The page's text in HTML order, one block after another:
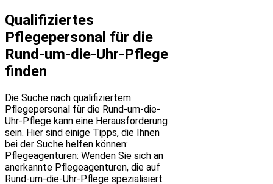
Qualifiziertes
Pflegepersonal für die
Rund-um-die-Uhr-Pflege
finden
Die Suche nach qualifiziertem
Pflegepersonal für die Rund-um-die-
Uhr-Pflege kann eine Herausforderung
sein. Hier sind einige Tipps, die Ihnen
bei der Suche helfen können:
Pflegeagenturen: Wenden Sie sich an
anerkannte Pflegeagenturen, die auf
Rund-um-die-Uhr-Pflege spezialisiert